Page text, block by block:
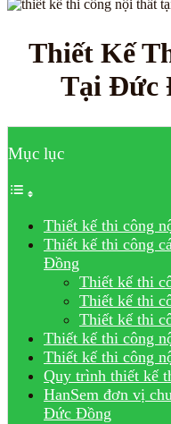
Thiết Kế
Tại Đức
Mục lục
Thiết kế thi công
Thiết kế thi công
Đồng
Thiết kế thi
Thiết kế thi
Thiết kế thi
Thiết kế thi công
Thiết kế thi công
Quy trình thiết kế
HanSem đơn vị
Đức Đồng